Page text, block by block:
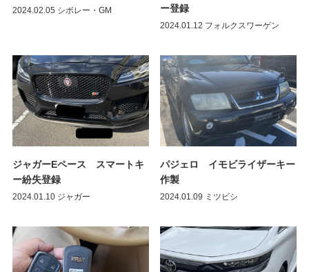
2024.02.05 シボレー・GM
ー登録
2024.01.12 フォルクスワーゲン
ジャガーEペース スマートキ
ー紛失登録
2024.01.10 ジャガー
パジェロ イモビライザーキー
作製
2024.01.09 ミツビシ